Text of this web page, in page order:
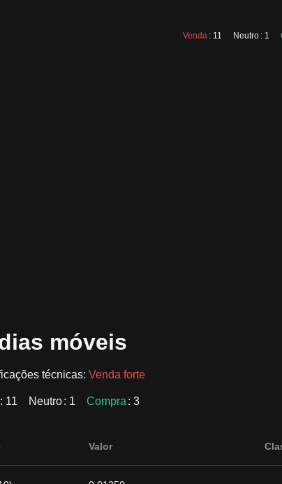
Venda : 11 Neutro : 1
móveis
técnicas: Venda forte
: 11 Neutro: 1 Compra : 3
Valor